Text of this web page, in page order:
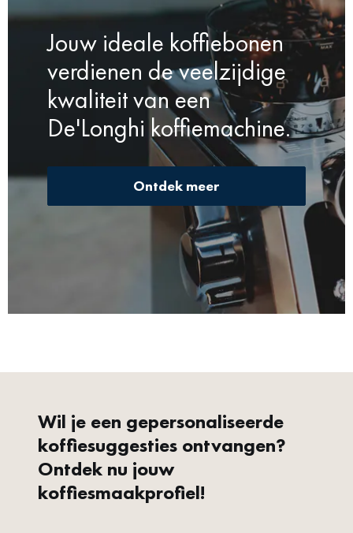
Jouw ideale koffiebonen
verdienen de veelzijdige
kwaliteit van een
De'Longhi koffiemachine.
Ontdek meer
Wil je een gepersonaliseerde
koffiesuggesties ontvangen?
Ontdek nu jouw
koffiesmaakprofiel!